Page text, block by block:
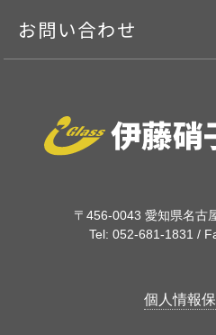
お問い合わせ
〒456-0043 愛知県名古
Tel: 052-681-1831 /
個人情報